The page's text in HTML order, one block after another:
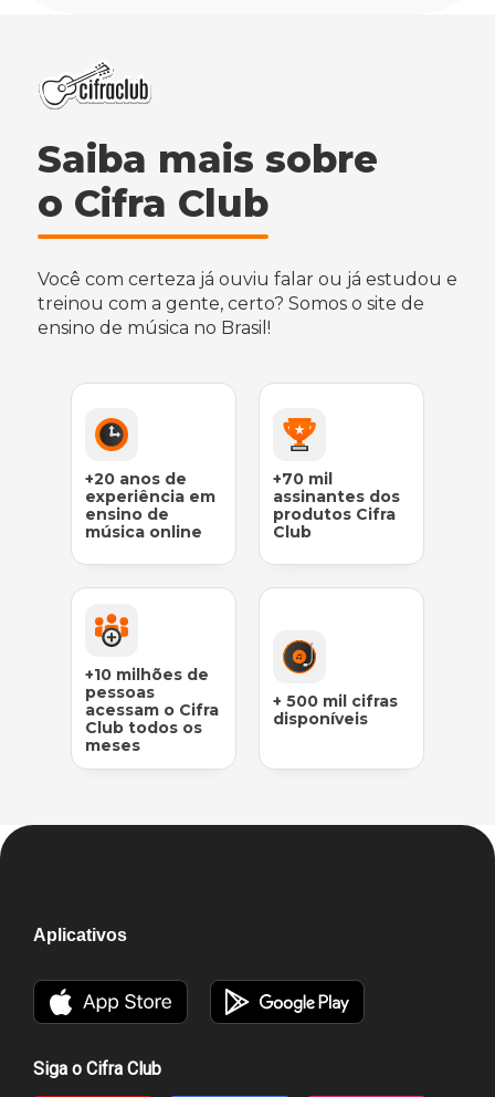
Saiba mais sobre
o Cifra Club
Você com certeza já ouviu falar ou já estudou e
treinou com a gente, certo? Somos o site de
ensino de música no Brasil!
+20 anos de
experiência em
ensino de
música online
+70 mil
assinantes dos
produtos Cifra
Club
+10 milhões de
pessoas
acessam o Cifra
Club todos os
meses
+ 500 mil cifras
disponíveis
Aplicativos
Siga o Cifra Club